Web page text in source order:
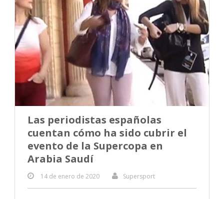
Las periodistas españolas
cuentan cómo ha sido cubrir el
evento de la Supercopa en
Arabia Saudí
14 de enero de 2020 Supersport